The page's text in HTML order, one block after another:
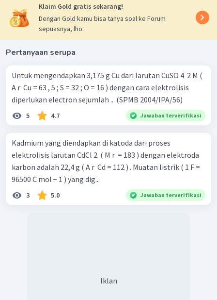
Klaim Gold gratis sekarang!
Dengan Gold kamu bisa tanya soal ke Forum
sepuasnya, lho.
Pertanyaan serupa
Untuk mengendapkan 3,175 g Cu dari larutan CuSO 4 ​ 2 M (
A r ​ Cu = 63 , 5 ; S = 32 ; O = 16 ) dengan cara elektrolisis
diperlukan electron sejumlah ... (SPMB 2004/IPA/56)
5 4.7 Jawaban terverifikasi
Kadmium yang diendapkan di katoda dari proses
elektrolisis larutan CdCl 2 ​ ( M r ​ = 183 ) dengan elektroda
karbon adalah 22,4 g ( A r ​ Cd = 112 ) . Muatan listrik ( 1 F =
96500 C mol − 1 ) yang dig...
3 5.0 Jawaban terverifikasi
Iklan